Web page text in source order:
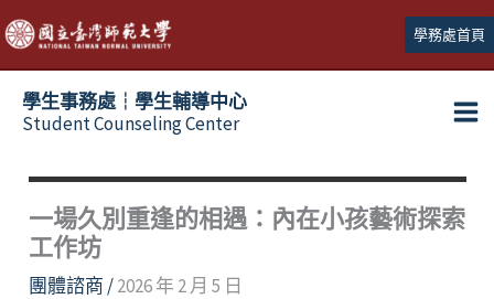
跳
至
主
學務處首頁
學生事務處┆學生輔導中心
Student Counseling Center
一場久別重逢的相遇：內在小孩藝術探索
工作坊
團體諮商 /2026 年 2 月 5 日